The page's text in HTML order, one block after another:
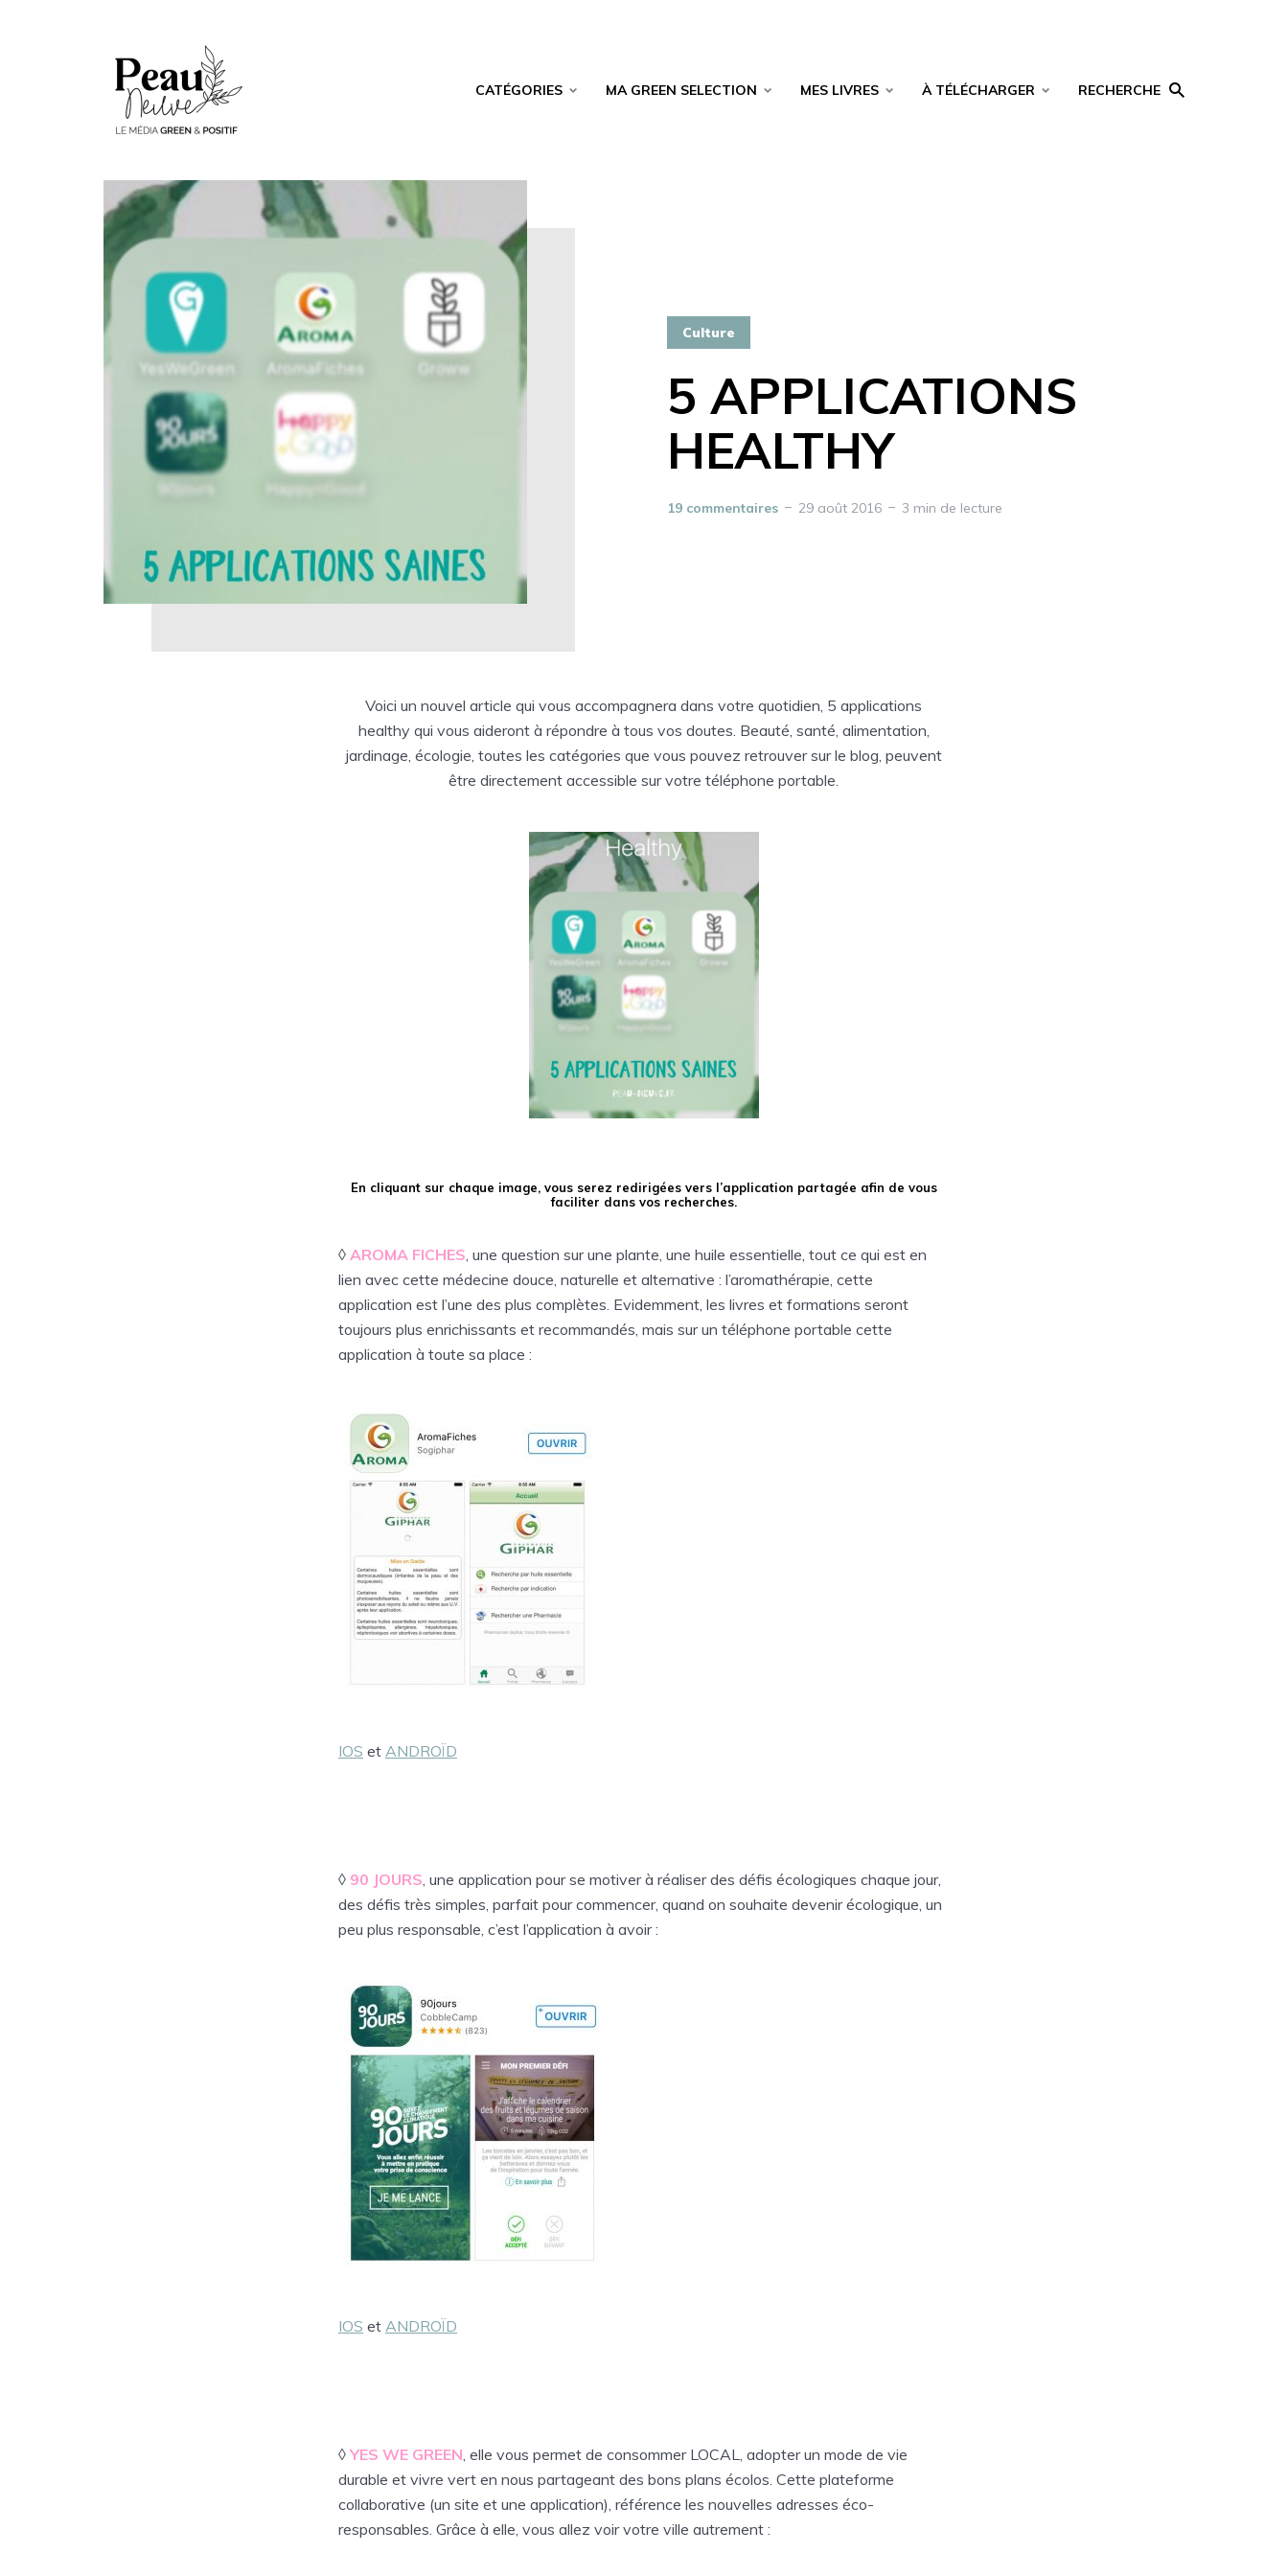
CATÉGORIES MA GREEN SELECTION MES LIVRES À TÉLÉCHARGER RECHERCHE
Culture
5 APPLICATIONS
HEALTHY
19 commentaires 29 août 2016 3 min de lecture
Voici un nouvel article qui vous accompagnera dans votre quotidien, 5 applications
healthy qui vous aideront à répondre à tous vos doutes. Beauté, santé, alimentation,
jardinage, écologie, toutes les catégories que vous pouvez retrouver sur le blog, peuvent
être directement accessible sur votre téléphone portable.
En cliquant sur chaque image, vous serez redirigées vers l’application partagée afin de vous
faciliter dans vos recherches.
◊ AROMA FICHES , une question sur une plante, une huile essentielle, tout ce qui est en
lien avec cette médecine douce, naturelle et alternative : l’aromathérapie, cette
application est l’une des plus complètes. Evidemment, les livres et formations seront
toujours plus enrichissants et recommandés, mais sur un téléphone portable cette
application à toute sa place :
IOS et ANDROÏD
◊ 90 JOURS , une application pour se motiver à réaliser des défis écologiques chaque jour,
des défis très simples, parfait pour commencer, quand on souhaite devenir écologique, un
peu plus responsable, c’est l’application à avoir :
IOS et ANDROÏD
◊YES WE GREEN , elle vous permet de consommer LOCAL, adopter un mode de vie
durable et vivre vert en nous partageant des bons plans écolos. Cette plateforme
collaborative (un site et une application), référence les nouvelles adresses éco-
responsables. Grâce à elle, vous allez voir votre ville autrement :